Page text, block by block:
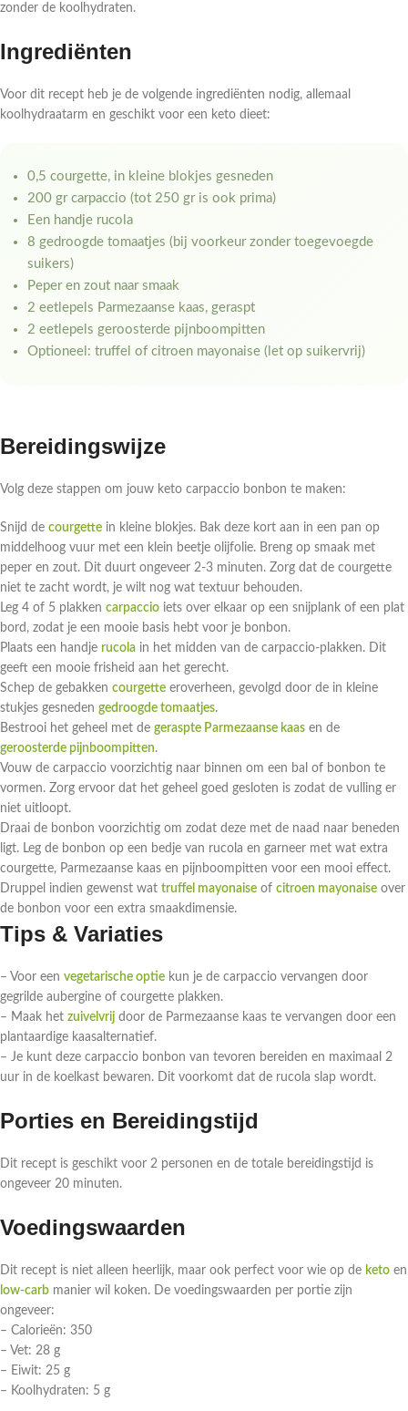
zonder de koolhydraten.
Ingrediënten
Voor dit recept heb je de volgende ingrediënten nodig, allemaal
koolhydraatarm en geschikt voor een keto dieet:
0,5 courgette, in kleine blokjes gesneden
200 gr carpaccio (tot 250 gr is ook prima)
Een handje rucola
8 gedroogde tomaatjes (bij voorkeur zonder toegevoegde
suikers)
Peper en zout naar smaak
2 eetlepels Parmezaanse kaas, geraspt
2 eetlepels geroosterde pijnboompitten
Optioneel: truffel of citroen mayonaise (let op suikervrij)
Bereidingswijze
Volg deze stappen om jouw keto carpaccio bonbon te maken:
Snijd de courgette in kleine blokjes. Bak deze kort aan in een pan op
middelhoog vuur met een klein beetje olijfolie. Breng op smaak met
peper en zout. Dit duurt ongeveer 2-3 minuten. Zorg dat de courgette
niet te zacht wordt, je wilt nog wat textuur behouden.
Leg 4 of 5 plakken carpaccio iets over elkaar op een snijplank of een plat
bord, zodat je een mooie basis hebt voor je bonbon.
Plaats een handje rucola in het midden van de carpaccio-plakken. Dit
geeft een mooie frisheid aan het gerecht.
Schep de gebakken courgette eroverheen, gevolgd door de in kleine
stukjes gesneden gedroogde tomaatjes.
Bestrooi het geheel met de geraspte Parmezaanse kaas en de
geroosterde pijnboompitten.
Vouw de carpaccio voorzichtig naar binnen om een bal of bonbon te
vormen. Zorg ervoor dat het geheel goed gesloten is zodat de vulling er
niet uitloopt.
Draai de bonbon voorzichtig om zodat deze met de naad naar beneden
ligt. Leg de bonbon op een bedje van rucola en garneer met wat extra
courgette, Parmezaanse kaas en pijnboompitten voor een mooi effect.
Druppel indien gewenst wat truffel mayonaise of citroen mayonaise over
de bonbon voor een extra smaakdimensie.
Tips & Variaties
– Voor een vegetarische optie kun je de carpaccio vervangen door
gegrilde aubergine of courgette plakken.
– Maak het zuivelvrij door de Parmezaanse kaas te vervangen door een
plantaardige kaasalternatief.
– Je kunt deze carpaccio bonbon van tevoren bereiden en maximaal 2
uur in de koelkast bewaren. Dit voorkomt dat de rucola slap wordt.
Porties en Bereidingstijd
Dit recept is geschikt voor 2 personen en de totale bereidingstijd is
ongeveer 20 minuten.
Voedingswaarden
Dit recept is niet alleen heerlijk, maar ook perfect voor wie op de keto en
low-carb manier wil koken. De voedingswaarden per portie zijn
ongeveer:
– Calorieën: 350
– Vet: 28 g
– Eiwit: 25 g
– Koolhydraten: 5 g